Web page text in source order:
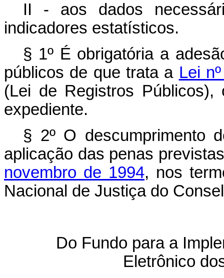
II - aos dados
indicadores estatísticos.
§ 1º É obrigatória a
públicos de que trata a Lei
(Lei de Registros
expediente.
§ 2º O descumprimento
aplicação das penas
novembro de 1994, nos
Nacional de Justiça do
Do Fundo para a
Eletrônico